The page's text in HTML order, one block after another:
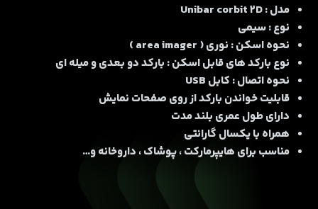
مدل : Unibar corbit 2D
نوع : سیمی
نحوه اسکن : نوری ( area imager )
نوع بارکد های قابل اسکن : بارکد دو بعدی و میله ای
نحوه اتصال : کابل USB
قابلیت خواندن بارکد از روی صفحات نمایش
دارای طول عمری بلند مدت
همراه با یکسال گارانتی
مناسب برای هایپرمارکت ، پوشاک ، داروخانه و…